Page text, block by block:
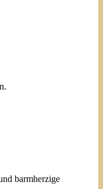
barmherzige